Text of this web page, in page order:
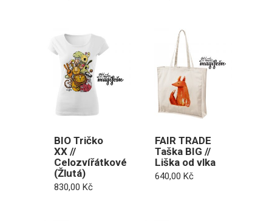
BIO Tričko
XX //
Celozvířátkové
(Žlutá)
830,00 Kč
FAIR TRADE
Taška BIG //
Liška od vlka
640,00 Kč